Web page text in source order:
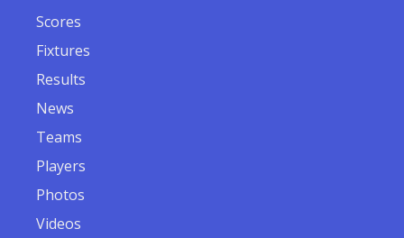
Scores
Fixtures
Results
News
Teams
Players
Photos